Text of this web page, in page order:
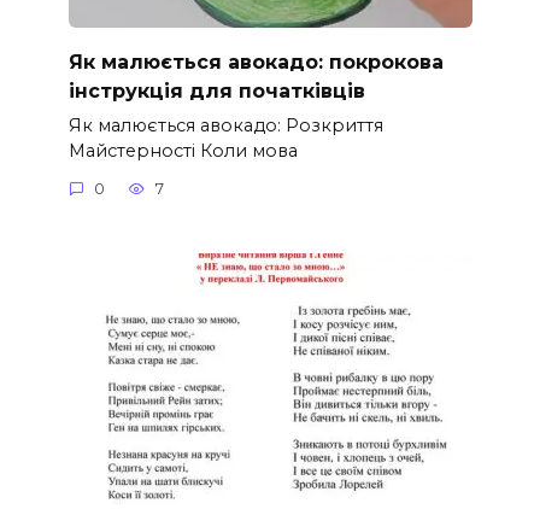
Як малюється авокадо: покрокова
інструкція для початківців
Як малюється авокадо: Розкриття
Майстерності Коли мова
0 7